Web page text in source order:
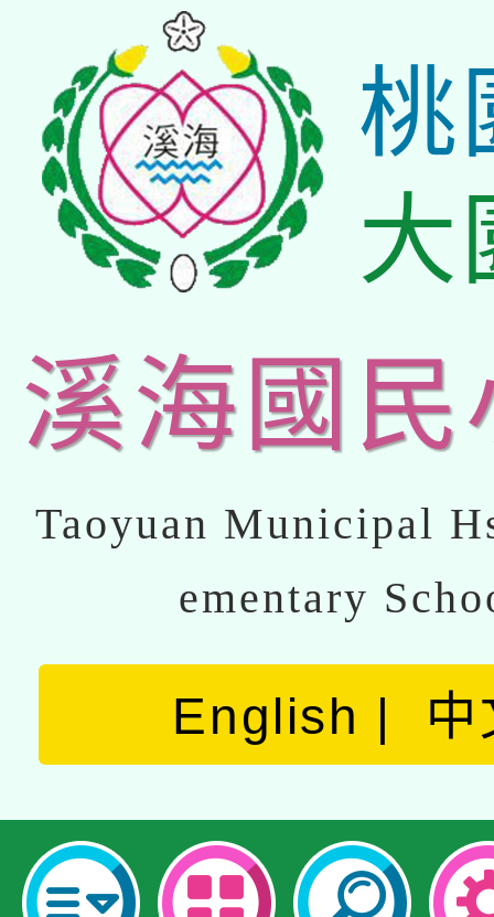
桃
大
溪海國民
Taoyuan Municipal
ementary
English 中